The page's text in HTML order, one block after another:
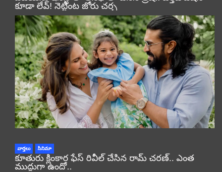
కూడా లేవ్! నెట్టింట జోరు చర్చ
వార్తలు సినిమా
కూతురు క్లింకార ఫేస్ రివీల్ చేసిన రామ్ చరణ్.. ఎంత
ముద్దుగా ఉందో..